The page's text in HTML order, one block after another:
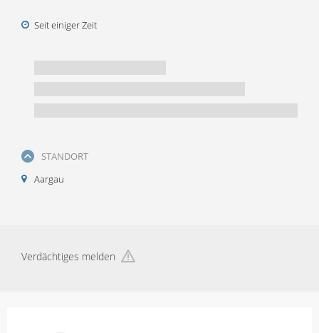
Seit einiger Zeit
STANDORT
Aargau
Verdächtiges melden